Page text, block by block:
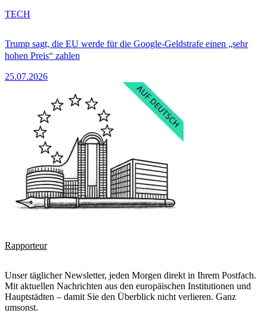
Trump sagt, die EU werde für die Google-Geldstrafe einen „sehr
hohen Preis“ zahlen
25.07.2026
TECH
Rapporteur
Unser täglicher Newsletter, jeden Morgen direkt in Ihrem Postfach.
Mit aktuellen Nachrichten aus den europäischen Institutionen und
Hauptstädten – damit Sie den Überblick nicht verlieren. Ganz
umsonst.